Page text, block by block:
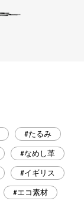
#たるみ
#なめし革
#イギリス
#エコ素材